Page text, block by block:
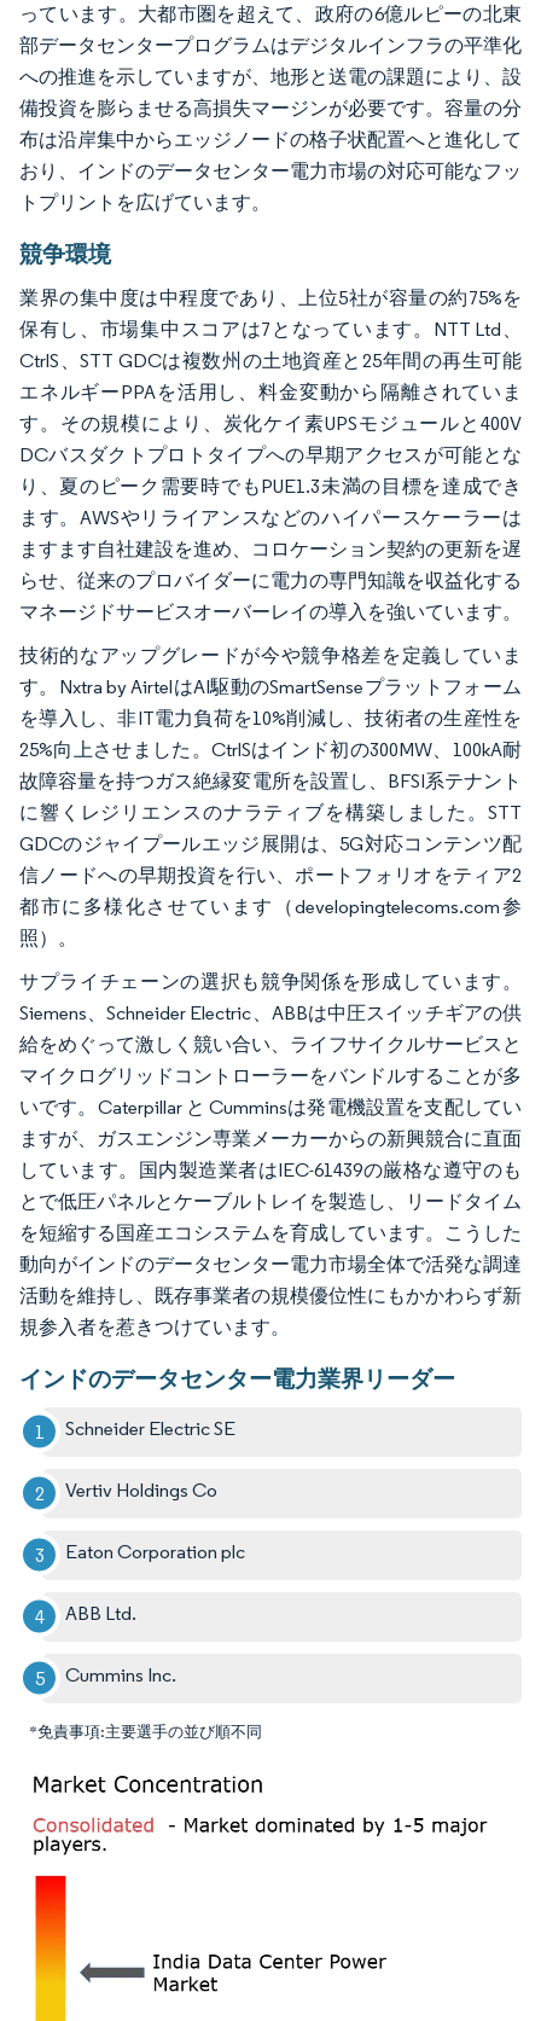
っています。大都市圏を超えて、政府の6億ルピーの北東
部データセンタープログラムはデジタルインフラの平準化
への推進を示していますが、地形と送電の課題により、設
備投資を膨らませる高損失マージンが必要です。容量の分
布は沿岸集中からエッジノードの格子状配置へと進化して
おり、インドのデータセンター電力市場の対応可能なフッ
トプリントを広げています。
競争環境
業界の集中度は中程度であり、上位5社が容量の約75%を
保有し、市場集中スコアは7となっています。NTT Ltd、
CtrlS、STT GDCは複数州の土地資産と25年間の再生可能
エネルギーPPAを活用し、料金変動から隔離されていま
す。その規模により、炭化ケイ素UPSモジュールと400V
DCバスダクトプロトタイプへの早期アクセスが可能とな
り、夏のピーク需要時でもPUE1.3未満の目標を達成でき
ます。AWSやリライアンスなどのハイパースケーラーは
ますます自社建設を進め、コロケーション契約の更新を遅
らせ、従来のプロバイダーに電力の専門知識を収益化する
マネージドサービスオーバーレイの導入を強いています。
技術的なアップグレードが今や競争格差を定義していま
す。Nxtra by AirtelはAI駆動のSmartSenseプラットフォーム
を導入し、非IT電力負荷を10%削減し、技術者の生産性を
25%向上させました。CtrlSはインド初の300MW、100kA耐
故障容量を持つガス絶縁変電所を設置し、BFSI系テナント
に響くレジリエンスのナラティブを構築しました。STT
GDCのジャイプールエッジ展開は、5G対応コンテンツ配
信ノードへの早期投資を行い、ポートフォリオをティア2
都市に多様化させています（developingtelecoms.com参
照）。
サプライチェーンの選択も競争関係を形成しています。
Siemens、Schneider Electric、ABBは中圧スイッチギアの供
給をめぐって激しく競い合い、ライフサイクルサービスと
マイクログリッドコントローラーをバンドルすることが多
いです。Caterpillar と Cumminsは発電機設置を支配してい
ますが、ガスエンジン専業メーカーからの新興競合に直面
しています。国内製造業者はIEC-61439の厳格な遵守のも
とで低圧パネルとケーブルトレイを製造し、リードタイム
を短縮する国産エコシステムを育成しています。こうした
動向がインドのデータセンター電力市場全体で活発な調達
活動を維持し、既存事業者の規模優位性にもかかわらず新
規参入者を惹きつけています。
インドのデータセンター電力業界リーダー
Schneider Electric SE
Vertiv Holdings Co
Eaton Corporation plc
ABB Ltd.
Cummins Inc.
*免責事項:主要選手の並び順不同